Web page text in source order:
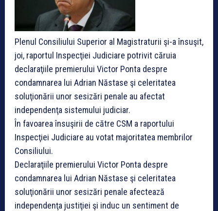
Plenul Consiliului Superior al Magistraturii şi-a însuşit,
joi, raportul Inspecţiei Judiciare potrivit căruia
declaraţiile premierului Victor Ponta despre
condamnarea lui Adrian Năstase şi celeritatea
soluţionării unor sesizări penale au afectat
independenţa sistemului judiciar.
În favoarea însuşirii de către CSM a raportului
Inspecţiei Judiciare au votat majoritatea membrilor
Consiliului.
Declaraţiile premierului Victor Ponta despre
condamnarea lui Adrian Năstase şi celeritatea
soluţionării unor sesizări penale afectează
independenţa justiţiei şi induc un sentiment de